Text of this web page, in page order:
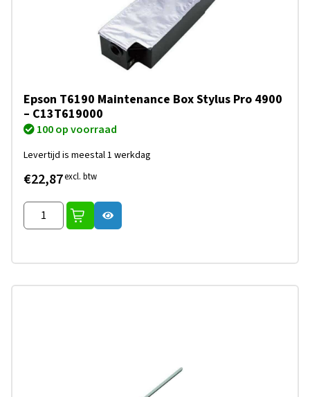
Epson T6190 Maintenance Box Stylus Pro 4900
– C13T619000
100 op voorraad
Levertijd is meestal 1 werkdag
€22,87excl. btw